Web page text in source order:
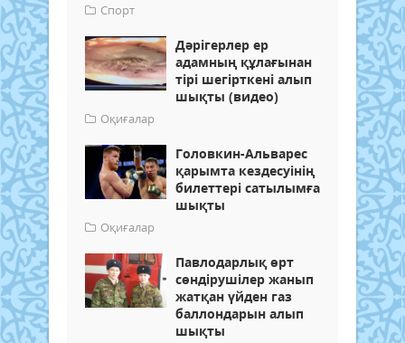
Спорт
Дәрігерлер ер
адамның құлағынан
тірі шегірткені алып
шықты (видео)
Оқиғалар
Головкин-Альварес
қарымта кездесуінің
билеттері сатылымға
шықты
Оқиғалар
Павлодарлық өрт
сөндірушілер жанып
жатқан үйден газ
баллондарын алып
шықты